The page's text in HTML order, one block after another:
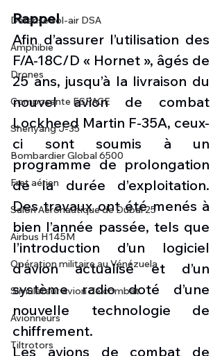
Défense sol-air DSA
Amphibie
Drones
Composante ESPACE
Shenyang J-35
Bombardier Global 6500
Fret aérien
Salon Aéronautique de Dubaï 25
Airbus H145M
Opération militaire au Vénézuela
Simulateur avion de combat
Avionneurs
Tiltrotors
Rappel
Afin d’assurer l’utilisation des
F/A-18C/D « Hornet », âgés de
25 ans, jusqu’à la livraison du
nouvel avion de combat
Lockheed Martin F-35A, ceux-
ci sont soumis à un
programme de prolongation
de la durée d’exploitation.
Des travaux ont été menés à
bien l’année passée, tels que
l’introduction d’un logiciel
d’avion actualisé et d’un
système radio doté d’une
nouvelle technologie de
chiffrement.
Les avions de combat de